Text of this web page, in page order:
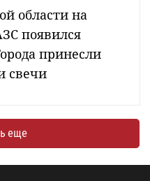
области на
появился
принесли
свечи
еще